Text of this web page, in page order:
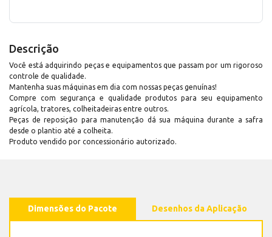
Descrição
Você está adquirindo peças e equipamentos que passam por um rigoroso
controle de qualidade.
Mantenha suas máquinas em dia com nossas peças genuínas!
Compre com segurança e qualidade produtos para seu equipamento
agrícola, tratores, colheitadeiras entre outros.
Peças de reposição para manutenção dá sua máquina durante a safra
desde o plantio até a colheita.
Produto vendido por concessionário autorizado.
Dimensões do Pacote Desenhos da Aplicação